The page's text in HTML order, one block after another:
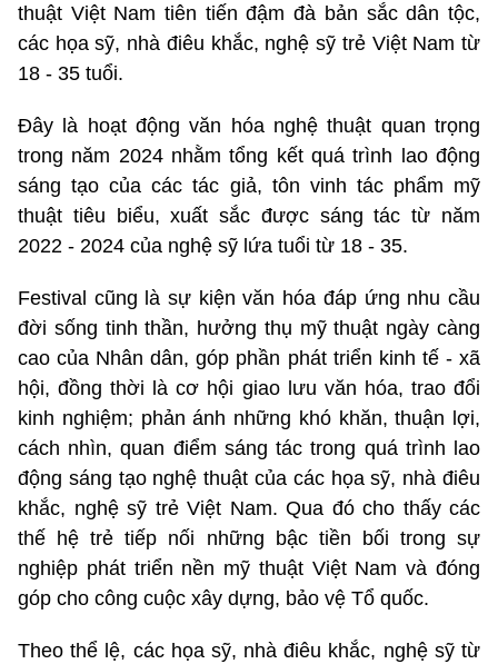
thuật Việt Nam tiên tiến đậm đà bản sắc dân tộc,
các họa sỹ, nhà điêu khắc, nghệ sỹ trẻ Việt Nam từ
18 - 35 tuổi.
Đây là hoạt động văn hóa nghệ thuật quan trọng
trong năm 2024 nhằm tổng kết quá trình lao động
sáng tạo của các tác giả, tôn vinh tác phẩm mỹ
thuật tiêu biểu, xuất sắc được sáng tác từ năm
2022 - 2024 của nghệ sỹ lứa tuổi từ 18 - 35.
Festival cũng là sự kiện văn hóa đáp ứng nhu cầu
đời sống tinh thần, hưởng thụ mỹ thuật ngày càng
cao của Nhân dân, góp phần phát triển kinh tế - xã
hội, đồng thời là cơ hội giao lưu văn hóa, trao đổi
kinh nghiệm; phản ánh những khó khăn, thuận lợi,
cách nhìn, quan điểm sáng tác trong quá trình lao
động sáng tạo nghệ thuật của các họa sỹ, nhà điêu
khắc, nghệ sỹ trẻ Việt Nam. Qua đó cho thấy các
thế hệ trẻ tiếp nối những bậc tiền bối trong sự
nghiệp phát triển nền mỹ thuật Việt Nam và đóng
góp cho công cuộc xây dựng, bảo vệ Tổ quốc.
Theo thể lệ, các họa sỹ, nhà điêu khắc, nghệ sỹ từ